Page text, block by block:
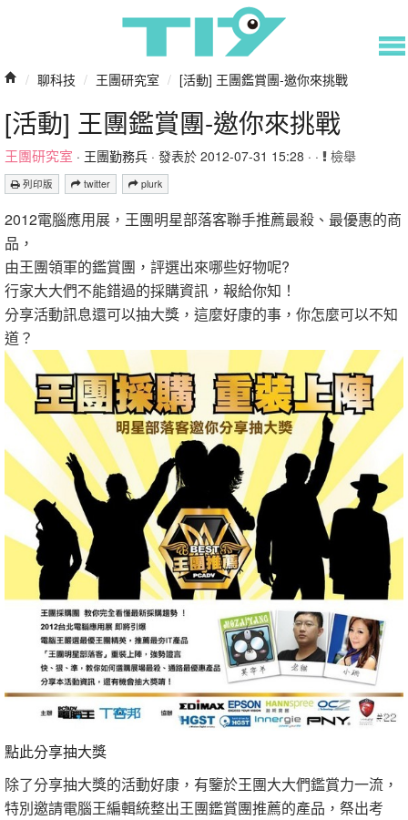
/ 聊科技 / 王團研究室 / [活動] 王團鑑賞團-邀你來挑戰
[活動] 王團鑑賞團-邀你來挑戰
王團研究室 · 王團勤務兵 · 發表於 2012-07-31 15:28 · · 檢舉
列印版 twitter plurk
2012電腦應用展，王團明星部落客聯手推薦最殺、最優惠的商
品，
由王團領軍的鑑賞團，評選出來哪些好物呢?
行家大大們不能錯過的採購資訊，報給你知！
分享活動訊息還可以抽大獎，這麼好康的事，你怎麼可以不知
道？
點此分享抽大獎
除了分享抽大獎的活動好康，有鑒於王團大大們鑑賞力一流，
特別邀請電腦王編輯統整出王團鑑賞團推薦的產品，祭出考